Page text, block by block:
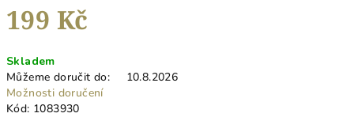
199 Kč
cena:
Skladem
Můžeme doručit do:
10.8.2026
Možnosti doručení
Kód: 1083930